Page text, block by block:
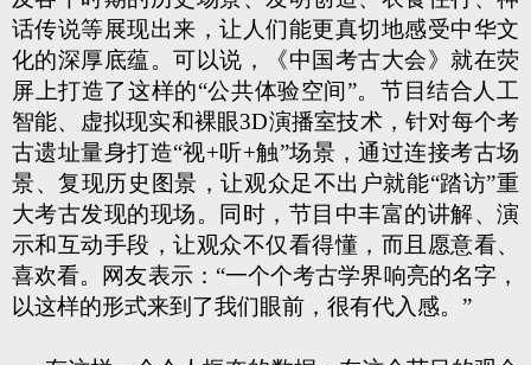
话传说等展现出来，让人们能更真切地感受中华文
化的深厚底蕴。可以说，《中国考古大会》就在荧
屏上打造了这样的“公共体验空间”。节目结合人工
智能、虚拟现实和裸眼3D演播室技术，针对每个考
古遗址量身打造“视+听+触”场景，通过连接考古场
景、复现历史图景，让观众足不出户就能“踏访”重
大考古发现的现场。同时，节目中丰富的讲解、演
示和互动手段，让观众不仅看得懂，而且愿意看、
喜欢看。网友表示：“一个个考古学界响亮的名字，
以这样的形式来到了我们眼前，很有代入感。”